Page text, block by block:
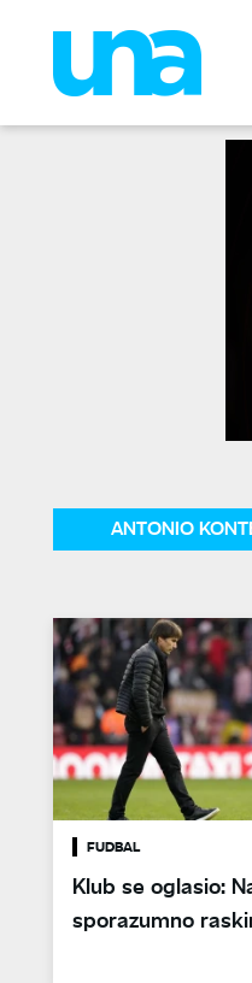
ANTONIO
FUDBAL
Klub se oglasio:
sporazumno